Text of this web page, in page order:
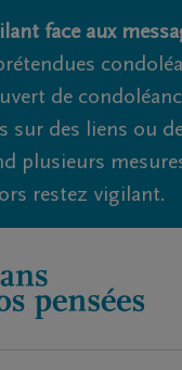
face aux
de
sur des liens ou
plusieurs
restez vigilant.